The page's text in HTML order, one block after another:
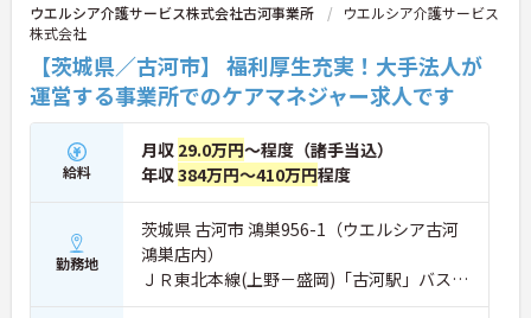
ウエルシア介護サービス株式会社古河事業所
ウエルシア介護サービス
株式会社
【茨城県／古河市】 福利厚生充実！大手法人が
運営する事業所でのケアマネジャー求人です
給料
月収 29.0万円～程度（諸手当込）
年収384万円～410万円程度
勤務地
茨城県 古河市 鴻巣956-1（ウエルシア古河
鴻巣店内）
ＪＲ東北本線(上野－盛岡)「古河駅」バス・
車10分